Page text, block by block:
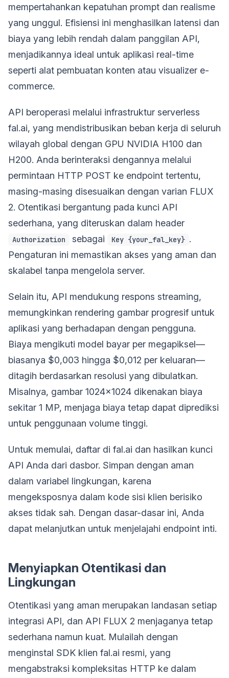
mempertahankan kepatuhan prompt dan realisme
yang unggul. Efisiensi ini menghasilkan latensi dan
biaya yang lebih rendah dalam panggilan API,
menjadikannya ideal untuk aplikasi real-time
seperti alat pembuatan konten atau visualizer e-
commerce.
API beroperasi melalui infrastruktur serverless
fal.ai, yang mendistribusikan beban kerja di seluruh
wilayah global dengan GPU NVIDIA H100 dan
H200. Anda berinteraksi dengannya melalui
permintaan HTTP POST ke endpoint tertentu,
masing-masing disesuaikan dengan varian FLUX
2. Otentikasi bergantung pada kunci API
sederhana, yang diteruskan dalam header
Authorization sebagai Key {your_fal_key} .
Pengaturan ini memastikan akses yang aman dan
skalabel tanpa mengelola server.
Selain itu, API mendukung respons streaming,
memungkinkan rendering gambar progresif untuk
aplikasi yang berhadapan dengan pengguna.
Biaya mengikuti model bayar per megapiksel—
biasanya $0,003 hingga $0,012 per keluaran—
ditagih berdasarkan resolusi yang dibulatkan.
Misalnya, gambar 1024x1024 dikenakan biaya
sekitar 1 MP, menjaga biaya tetap dapat diprediksi
untuk penggunaan volume tinggi.
Untuk memulai, daftar di fal.ai dan hasilkan kunci
API Anda dari dasbor. Simpan dengan aman
dalam variabel lingkungan, karena
mengeksposnya dalam kode sisi klien berisiko
akses tidak sah. Dengan dasar-dasar ini, Anda
dapat melanjutkan untuk menjelajahi endpoint inti.
Menyiapkan Otentikasi dan
Lingkungan
Otentikasi yang aman merupakan landasan setiap
integrasi API, dan API FLUX 2 menjaganya tetap
sederhana namun kuat. Mulailah dengan
menginstal SDK klien fal.ai resmi, yang
mengabstraksi kompleksitas HTTP ke dalam